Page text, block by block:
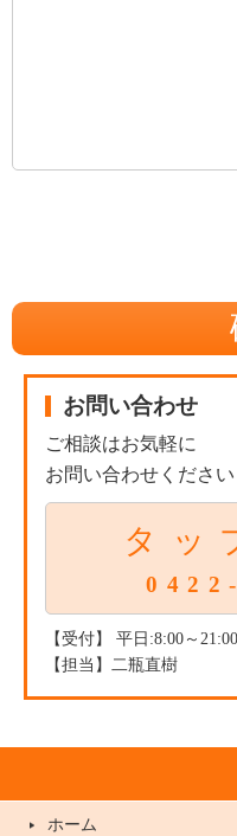
お問い合わせ
ご相談はお気軽に
お問い合わせください
タッ
【受付】 平日:8:00～
【担当】二瓶直樹
ホーム